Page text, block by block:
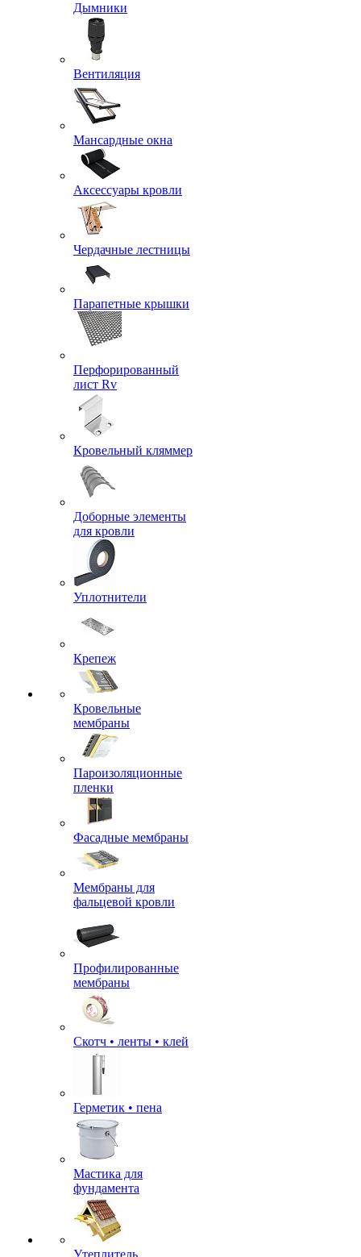
Дымники
Вентиляция
Мансардные окна
Аксессуары кровли
Чердачные лестницы
Парапетные крышки
Перфорированный
лист Rv
Кровельный кляммер
Доборные элементы
для кровли
Уплотнители
Крепеж
Кровельные
мембраны
Пароизоляционные
пленки
Фасадные мембраны
Мембраны для
фальцевой кровли
Профилированные
мембраны
Скотч • ленты • клей
Герметик • пена
Мастика для
фундамента
Утеплитель